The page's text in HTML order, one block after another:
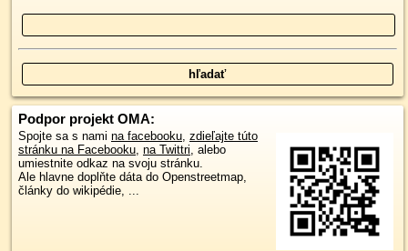
Podpor projekt OMA:
Spojte sa s nami na facebooku, zdieľajte túto
stránku na Facebooku, na Twittri, alebo
umiestnite odkaz na svoju stránku.
Ale hlavne doplňte dáta do Openstreetmap,
články do wikipédie, ...